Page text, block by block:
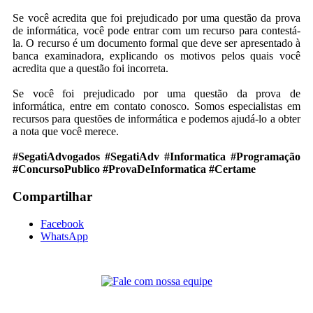
Se você acredita que foi prejudicado por uma questão da prova
de informática, você pode entrar com um recurso para contestá-
la. O recurso é um documento formal que deve ser apresentado à
banca examinadora, explicando os motivos pelos quais você
acredita que a questão foi incorreta.
Se você foi prejudicado por uma questão da prova de
informática, entre em contato conosco. Somos especialistas em
recursos para questões de informática e podemos ajudá-lo a obter
a nota que você merece.
#SegatiAdvogados #SegatiAdv #Informatica #Programação
#ConcursoPublico #ProvaDeInformatica #Certame
Compartilhar
Facebook
WhatsApp